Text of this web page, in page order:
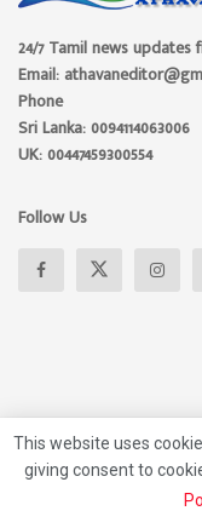
24/7 Tamil news updates
Email:
Phone
Sri Lanka: 0094114063006
UK: 00447459300554
Follow Us
About
This website uses
giving consent to